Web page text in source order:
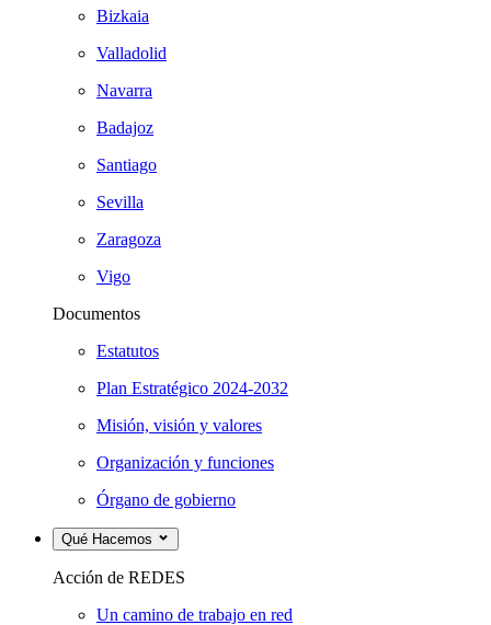
Bizkaia
Valladolid
Navarra
Badajoz
Santiago
Sevilla
Zaragoza
Vigo
Documentos
Estatutos
Plan Estratégico 2024-2032
Misión, visión y valores
Organización y funciones
Órgano de gobierno
Qué Hacemos
Acción de REDES
Un camino de trabajo en red